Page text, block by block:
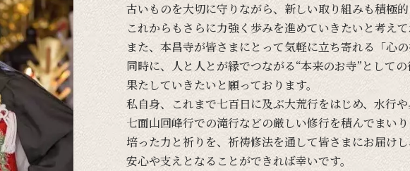
古いものを大切に守りながら、 新しい取り組みも積極
これからも さらに力強く 歩みを進めていきたいと考えて
また、 本昌寺が皆さまにとって気軽に立ち寄れる 「心の
同時に、 人と 人とが縁でつながる“本来のお寺”と しての
果たしていきたいと願っております。
私自身、
これまで七百日に及ぶ大荒行をはじめ、 水行や
七面山回峰行での滝行などの厳しい修行を積んでまいり
培った力と祈りを、 祈祷修法を通して皆さまにお届け
安心や支えとなる ことができれば幸いです。